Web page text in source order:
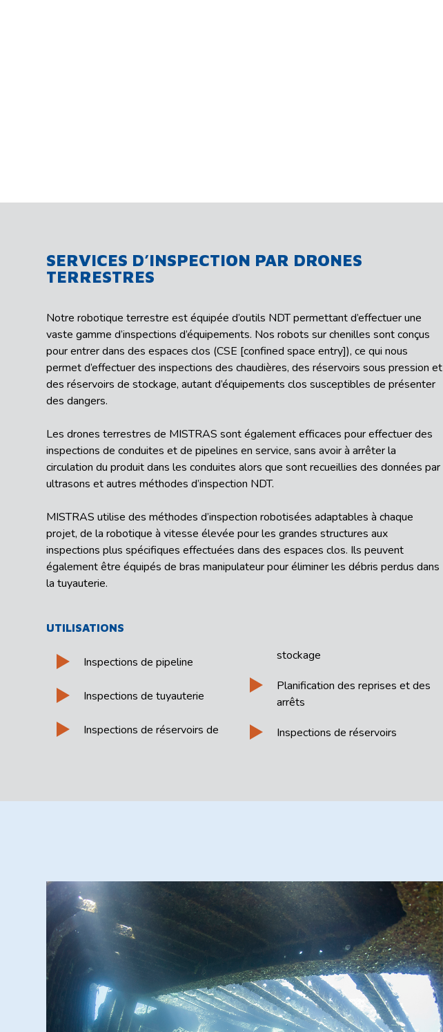
SERVICES D’INSPECTION PAR DRONES
TERRESTRES
Notre robotique terrestre est équipée d’outils NDT permettant d’effectuer une
vaste gamme d’inspections d’équipements. Nos robots sur chenilles sont conçus
pour entrer dans des espaces clos (CSE [confined space entry]), ce qui nous
permet d’effectuer des inspections des chaudières, des réservoirs sous pression et
des réservoirs de stockage, autant d’équipements clos susceptibles de présenter
des dangers.
Les drones terrestres de MISTRAS sont également efficaces pour effectuer des
inspections de conduites et de pipelines en service, sans avoir à arrêter la
circulation du produit dans les conduites alors que sont recueillies des données par
ultrasons et autres méthodes d’inspection NDT.
MISTRAS utilise des méthodes d’inspection robotisées adaptables à chaque
projet, de la robotique à vitesse élevée pour les grandes structures aux
inspections plus spécifiques effectuées dans des espaces clos. Ils peuvent
également être équipés de bras manipulateur pour éliminer les débris perdus dans
la tuyauterie.
UTILISATIONS
Inspections de pipeline
Inspections de tuyauterie
Inspections de réservoirs de
stockage
Planification des reprises et des
arrêts
Inspections de réservoirs